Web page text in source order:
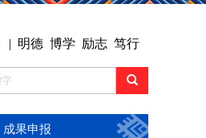
| 明德 博学 励志 笃行
成果申报